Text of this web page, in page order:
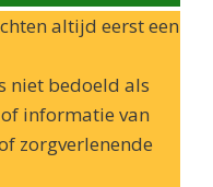
altijd eerst een
niet bedoeld als
informatie van
zorgverlenende